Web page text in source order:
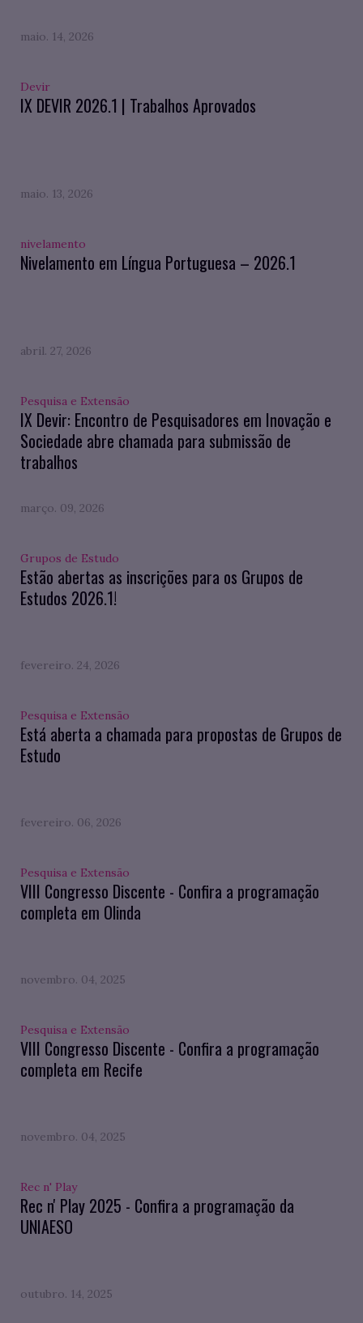
maio. 14, 2026
Devir
IX DEVIR 2026.1 | Trabalhos Aprovados
maio. 13, 2026
nivelamento
Nivelamento em Língua Portuguesa – 2026.1
abril. 27, 2026
Pesquisa e Extensão
IX Devir: Encontro de Pesquisadores em Inovação e
Sociedade abre chamada para submissão de
trabalhos
março. 09, 2026
Grupos de Estudo
Estão abertas as inscrições para os Grupos de
Estudos 2026.1!
fevereiro. 24, 2026
Pesquisa e Extensão
Está aberta a chamada para propostas de Grupos de
Estudo
fevereiro. 06, 2026
Pesquisa e Extensão
VIII Congresso Discente - Confira a programação
completa em Olinda
novembro. 04, 2025
Pesquisa e Extensão
VIII Congresso Discente - Confira a programação
completa em Recife
novembro. 04, 2025
Rec n' Play
Rec n' Play 2025 - Confira a programação da
UNIAESO
outubro. 14, 2025